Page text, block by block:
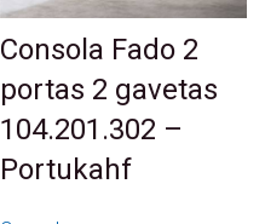
Consola Fado 2
portas 2 gavetas
104.201.302 –
Portukahf